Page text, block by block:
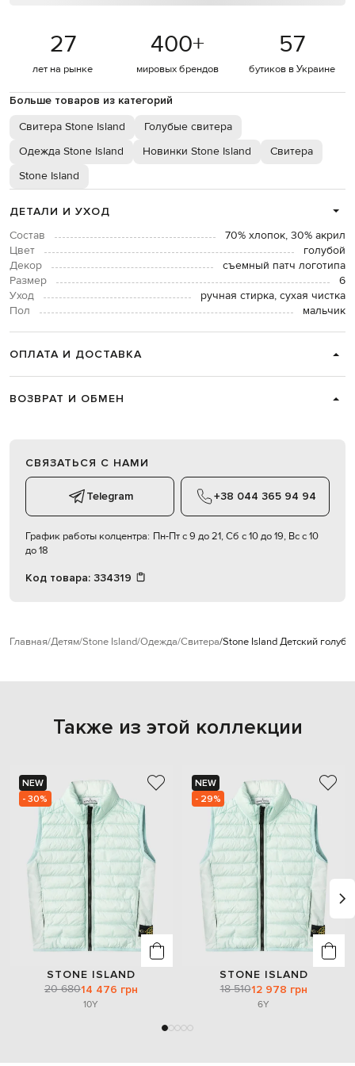
27
лет на рынке
400+
мировых брендов
57
бутиков в Украине
Больше товаров из категорий
Свитера Stone Island
Голубые свитера
Одежда Stone Island
Новинки Stone Island
Свитера
Stone Island
ДЕТАЛИ И УХОД
Состав
70% хлопок, 30% акрил
Цвет
голубой
Декор
съемный патч логотипа
Размер
6
Уход
ручная стирка, сухая чистка
Пол
мальчик
ОПЛАТА И ДОСТАВКА
ВОЗВРАТ И ОБМЕН
СВЯЗАТЬСЯ С НАМИ
Telegram +38 044 365 94 94
График работы колцентра: Пн-Пт с 9 до 21, Сб с 10 до 19, Вс с 10
до 18
Код товара: 334319
Главная Детям Stone Island Одежда Свитера Stone Island Детский
Также из этой коллекции
NEW
- 30%
STONE ISLAND
20 68014 476 грн
10Y
NEW
- 29%
STONE ISLAND
18 51012 978 грн
6Y